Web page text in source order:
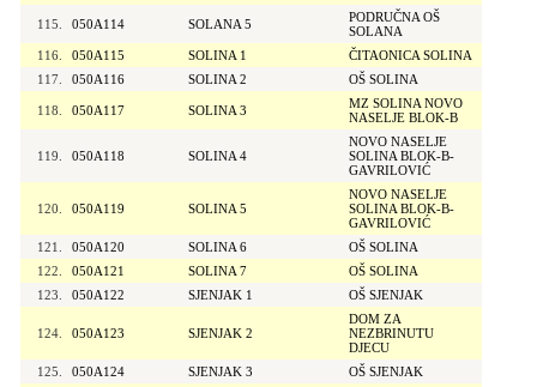
115. 050A114 SOLANA 5
PODRUČNA OŠ
SOLANA
116.
050A115 SOLINA 1
ČITAONICA SOLINA
117.
050A116 SOLINA 2 OŠ SOLINA
118. 050A117 SOLINA 3
MZ SOLINA NOVO
NASELJE BLOK-B
119. 050A118 SOLINA 4
NOVO NASELJE
SOLINA BLOK-B-
GAVRILOVIĆ
120. 050A119 SOLINA 5
NOVO NASELJE
SOLINA BLOK-B-
GAVRILOVIĆ
121.
050A120 SOLINA 6
OŠ SOLINA
122.
050A121 SOLINA 7
OŠ SOLINA
123.
050A122 SJENJAK 1 OŠ SJENJAK
124. 050A123 SJENJAK 2
DOM ZA
NEZBRINUTU
DJECU
125.
050A124 SJENJAK 3
OŠ SJENJAK